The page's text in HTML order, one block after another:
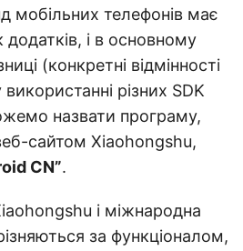
мобільних телефонів має
додатків, і в основному
(конкретні відмінності
різних SDK
назвати програму,
сайтом Xiaohongshu,
CN”.
і міжнародна
за функціоналом,